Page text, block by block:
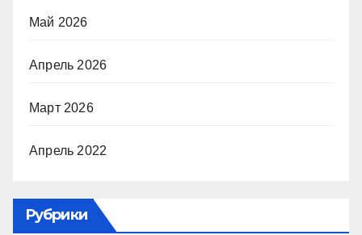
Май 2026
Апрель 2026
Март 2026
Апрель 2022
Рубрики